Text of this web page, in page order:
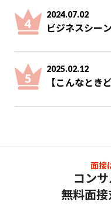
2024.07.02
ビジネスシー
2025.02.12
【こんなとき
面接
コン
無料面